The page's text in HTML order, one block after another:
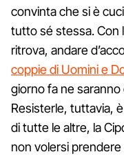
convinta che si è
tutto sé stessa. Con
ritrova, andare
coppie di Uomini e
giorno fa ne
Resisterle, tuttavia,
di tutte le altre, la
non volersi prendere